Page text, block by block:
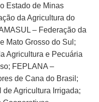
Estado de Minas
da Agricultura do
– Federação da
Mato Grosso do Sul;
Agricultura e Pecuária
FEPLANA –
de Cana do Brasil;
Agricultura Irrigada;